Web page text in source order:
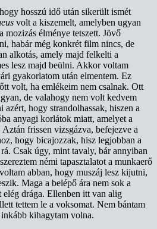
hosszú idő után sikerült ismét
volt a kiszemelt, amelyben ugyan
mozizás élménye tetszett. Jövő
habár még konkrét film nincs, de
alkotás, amely majd felkelti a
lesz majd beülni. Akkor voltam
gyakorlatom után elmentem. Ez
volt, ha emlékeim nem csalnak. Ott
de valahogy nem volt kedvem
hogy strandolhassak, hiszen a
anyagi korlátok miatt, amelyet a
frissen vizsgázva, befejezve a
hogy bicajozzak, hisz legjobban a
Csak úgy, mint tavaly, bár annyiban
némi tapasztalatot a munkaerő
abban, hogy muszáj lesz kijutni,
Maga a belépő ára nem sok a
elég drága. Ellenben itt van alig
tettem le a voksomat. Nem bántam
kihagytam volna.